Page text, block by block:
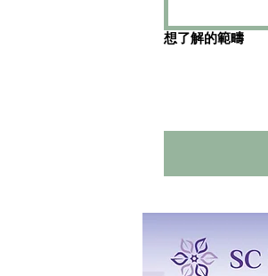
想了解的範疇